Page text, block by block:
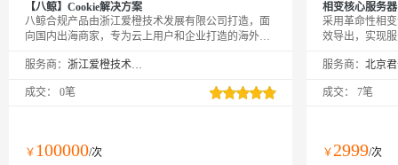
【八鲸】Cookie解决方案
八鲸合规产品由浙江爱橙技术发展有限公司打造，面
向国内出海商家，专为云上用户和企业打造的海外合
足面向消费者、商家、平台、监管机构多方的合规解
Lazada、Daraz、天猫海外等业务验证，具有扎实的技
地。
服务商： 浙江爱橙技术发展有限公司
成交： 0笔
￥ 100000/次
相变核心服务
采用革命性相
效导出，实现
超频运行，
计算性能。以
境，性能释放
易等需要长期
服务商：
成交： 7笔
￥2999/次